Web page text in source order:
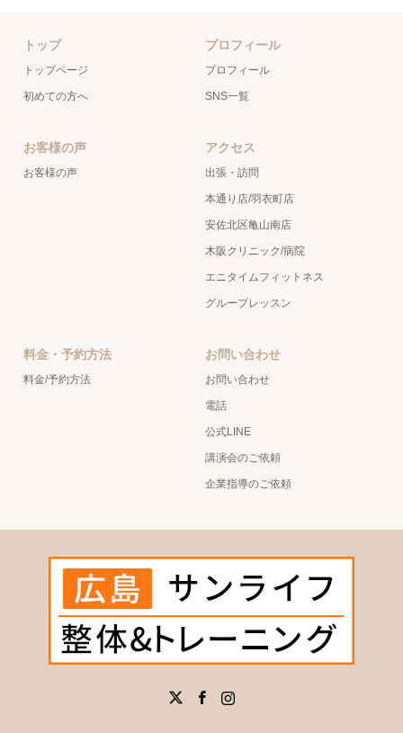
トップ
トップページ
初めての方へ
プロフィール
プロフィール
SNS一覧
お客様の声
お客様の声
アクセス
出張・訪問
本通り店/羽衣町店
安佐北区亀山南店
木阪クリニック/病院
エニタイムフィットネス
グループレッスン
料金・予約方法
料金/予約方法
お問い合わせ
お問い合わせ
電話
公式LINE
講演会のご依頼
企業指導のご依頼